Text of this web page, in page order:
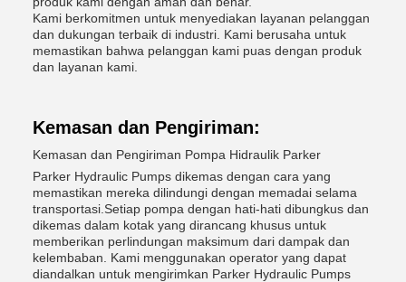
Kami berkomitmen untuk menyediakan layanan pelanggan
dan dukungan terbaik di industri. Kami berusaha untuk
memastikan bahwa pelanggan kami puas dengan produk
dan layanan kami.
Kemasan dan Pengiriman:
Kemasan dan Pengiriman Pompa Hidraulik Parker
Parker Hydraulic Pumps dikemas dengan cara yang
memastikan mereka dilindungi dengan memadai selama
transportasi.Setiap pompa dengan hati-hati dibungkus dan
dikemas dalam kotak yang dirancang khusus untuk
memberikan perlindungan maksimum dari dampak dan
kelembaban. Kami menggunakan operator yang dapat
diandalkan untuk mengirimkan Parker Hydraulic Pumps